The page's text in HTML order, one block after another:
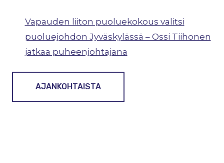
Vapauden liiton puoluekokous valitsi
puoluejohdon Jyväskylässä – Ossi Tiihonen
jatkaa puheenjohtajana
AJANKOHTAISTA